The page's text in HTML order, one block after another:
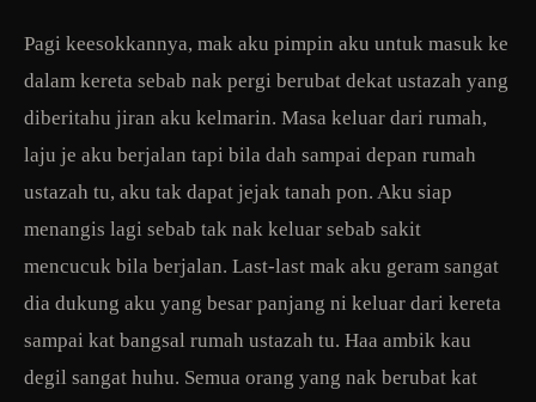
Pagi keesokkannya, mak aku pimpin aku untuk masuk ke
dalam kereta sebab nak pergi berubat dekat ustazah yang
diberitahu jiran aku kelmarin. Masa keluar dari rumah,
laju je aku berjalan tapi bila dah sampai depan rumah
ustazah tu, aku tak dapat jejak tanah pon. Aku siap
menangis lagi sebab tak nak keluar sebab sakit
mencucuk bila berjalan. Last-last mak aku geram sangat
dia dukung aku yang besar panjang ni keluar dari kereta
sampai kat bangsal rumah ustazah tu. Haa ambik kau
degil sangat huhu. Semua orang yang nak berubat kat